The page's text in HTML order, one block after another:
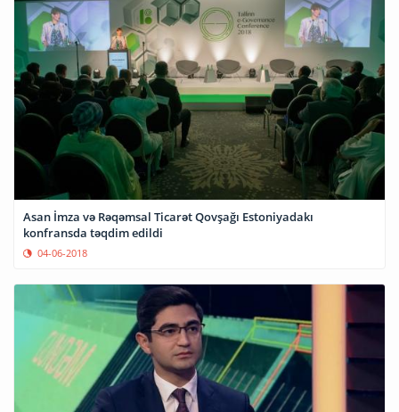
Asan İmza və Rəqəmsal Ticarət Qovşağı Estoniyadakı
konfransda təqdim edildi
04-06-2018